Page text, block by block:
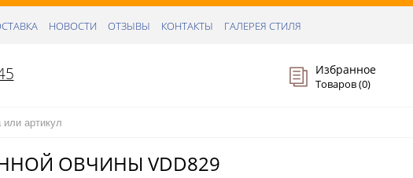
НОВОСТИ ОТЗЫВЫ КОНТАКТЫ ГАЛЕРЕЯ СТИЛЯ
Избранное
Товаров (0)
ОВЧИНЫ VDD829